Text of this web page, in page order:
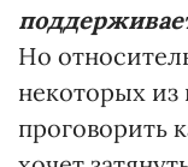
Но
некоторых из
проговорить